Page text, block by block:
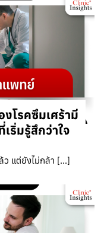
โรคซึมเศร้ามี
ริ่มรู้สึกว่าใจ
ว แต่ยังไม่กล้า […]